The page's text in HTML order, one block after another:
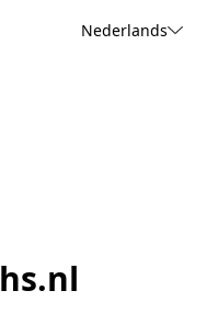
Nederlands